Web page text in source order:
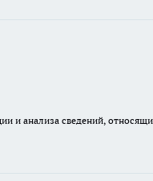
и анализа сведений,